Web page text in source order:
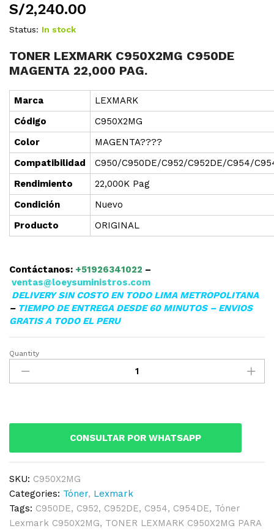
S/2,240.00
Status: In stock
TONER LEXMARK C950X2MG C950DE
MAGENTA 22,000 PAG.
Marca
LEXMARK
Código
C950X2MG
Color
MAGENTA????
Compatibilidad
C950/C950DE/C952/C952DE/C954/
Rendimiento
22,000K Pag
Condición
Nuevo
Producto
ORIGINAL
Contáctanos: +51926341022 –
ventas@loeysuministros.com
DELIVERY SIN COSTO EN TODO LIMA METROPOLITANA
– TIEMPO DE ENTREGA DESDE 60 MINUTOS – ENVIOS
GRATIS A TODO EL PERU
TONER
LEXMARK
C950X2MG
Quantity
CONSULTAR POR WHATSAPP
SKU: C950X2MG
Categories: Tóner, Lexmark
Tags: C950DE, C952, C952DE, C954, C954DE, Tóner
Lexmark C950X2MG, TONER LEXMARK C950X2MG PARA